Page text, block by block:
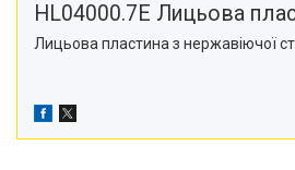
HL04000.7E Лицьова
Лицьова пластина з нержавіючої